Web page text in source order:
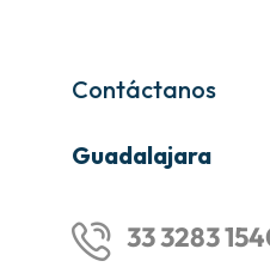
Contáctanos
Guadalajara
33 3283